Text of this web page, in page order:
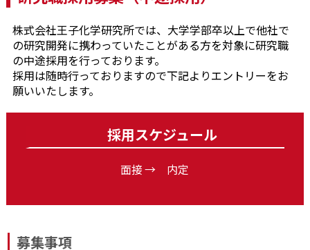
株式会社王子化学研究所では、大学学部卒以上で他社で
の研究開発に携わっていたことがある方を対象に研究職
の中途採用を行っております。
採用は随時行っておりますので下記よりエントリーをお
願いいたします。
採用スケジュール
面接 → 内定
募集事項